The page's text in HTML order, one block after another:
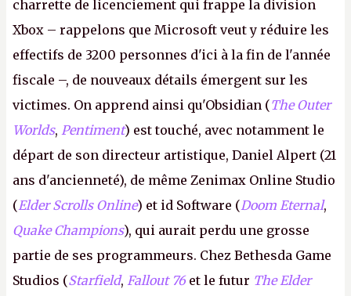
charrette de licenciement qui frappe la division
Xbox – rappelons que Microsoft veut y réduire les
effectifs de 3200 personnes d'ici à la fin de l'année
fiscale –, de nouveaux détails émergent sur les
victimes. On apprend ainsi qu'Obsidian (The Outer
Worlds, Pentiment) est touché, avec notamment le
départ de son directeur artistique, Daniel Alpert (21
ans d'ancienneté), de même Zenimax Online Studio
(Elder Scrolls Online) et id Software (Doom Eternal,
Quake Champions), qui aurait perdu une grosse
partie de ses programmeurs. Chez Bethesda Game
Studios (Starfield, Fallout 76 et le futur The Elder